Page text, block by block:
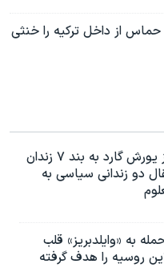
از داخل ترکیه را خنثی
گزارش‌ها از یورش گارد به بند ۷ زندان
دو زندانی سیاسی به
به «وایلدبریز» قلب
روسیه را هدف گرفته